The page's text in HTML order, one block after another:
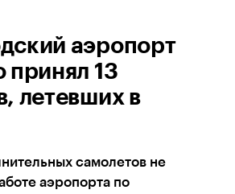
аэропорт
принял 13
летевших в
самолетов не
аэропорта по